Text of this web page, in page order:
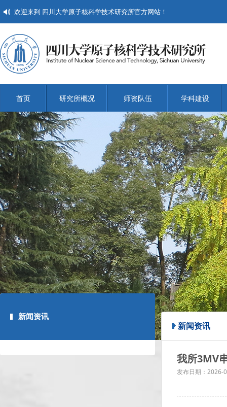
欢迎来到 四川大学原子核科学技术研究所官方网站！
首页 研究所概况 师资队伍 学科建设
新闻资讯
新闻资讯
我所3MV
发布日期： 2026-